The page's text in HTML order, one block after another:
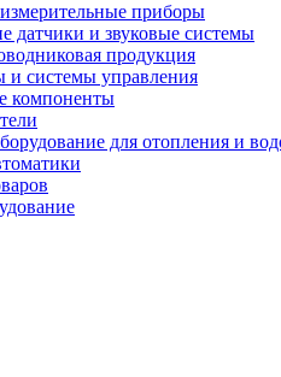
приборы
датчики и звуковые системы
продукция
и системы управления
компоненты
для отопления и